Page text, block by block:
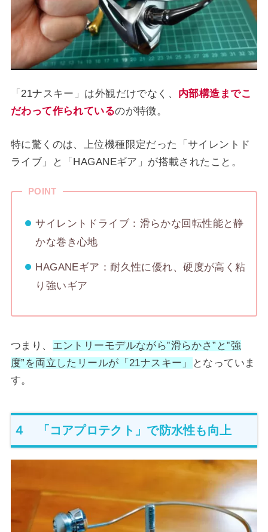
「21ナスキー」は外観だけでなく、 内部構造までこ
だわって作られているのが特徴。
特に驚くのは、上位機種限定だった「サイレントド
ライブ」と「HAGANEギア」が搭載されたこと。
POINT
サイレントドライブ：滑らかな回転性能と静
かな巻き心地
HAGANEギア：耐久性に優れ、硬度が高く粘
り強いギア
つまり、 エントリーモデルながら‟滑らかさ”と‟強
度”を両立したリールが「21ナスキー」
となっていま
す。
４ 「コアプロテクト」で防水性も向上